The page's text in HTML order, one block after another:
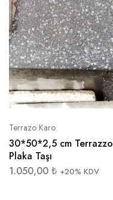
Terrazo Karo
30*50*2,5 cm Terrazzo
Plaka Taşı
1.050,00 ₺ +20% KDV